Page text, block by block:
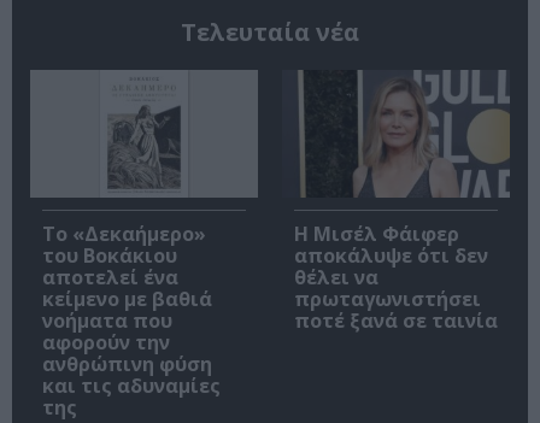
Τελευταία νέα
Το «Δεκαήμερο»
του Βοκάκιου
αποτελεί ένα
κείμενο με βαθιά
νοήματα που
αφορούν την
ανθρώπινη φύση
και τις αδυναμίες
της
Η Μισέλ Φάιφερ
αποκάλυψε ότι δεν
θέλει να
πρωταγωνιστήσει
ποτέ ξανά σε ταινία